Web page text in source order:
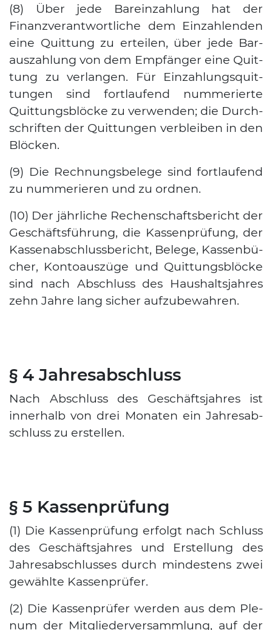
(8) Über jede Bar­ein­zah­lung hat der
Finanz­ver­ant­wort­li­che dem Ein­zah­len­den
eine Quit­tung zu ertei­len, über jede Bar­
aus­zah­lung von dem Emp­fän­ger eine Quit­
tung zu ver­lan­gen. Für Ein­zah­lungs­quit­
tun­gen sind fort­lau­fend num­me­rier­te
Quit­tungs­blö­cke zu ver­wen­den; die Durch­
schrif­ten der Quit­tun­gen ver­blei­ben in den
Blö­cken.
(9) Die Rech­nungs­be­le­ge sind fort­lau­fend
zu num­me­rie­ren und zu ord­nen.
(10) Der jähr­li­che Rechen­schafts­be­richt der
Geschäfts­füh­rung, die Kas­sen­prü­fung, der
Kas­sen­ab­schluss­be­richt, Bele­ge, Kas­sen­bü­
cher, Kon­to­aus­zü­ge und Quit­tungs­blö­cke
sind nach Abschluss des Haus­halts­jah­res
zehn Jah­re lang sicher auf­zu­be­wah­ren.
§ 4 Jahresabschluss
Nach Abschluss des Geschäfts­jah­res ist
inner­halb von drei Mona­ten ein Jah­res­ab­
schluss zu erstel­len.
§ 5 Kassenprüfung
(1) Die Kas­sen­prü­fung erfolgt nach Schluss
des Geschäfts­jah­res und Erstel­lung des
Jah­res­ab­schlus­ses durch min­des­tens zwei
gewähl­te Kas­sen­prü­fer.
(2) Die Kas­sen­prü­fer wer­den aus dem Ple­
num der Mit­glie­der­ver­samm­lung, auf der